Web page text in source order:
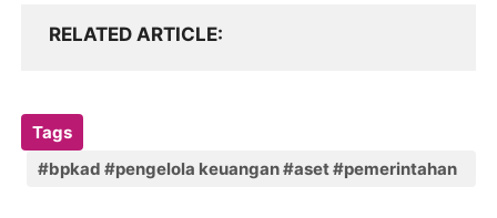
RELATED ARTICLE
Tags
#bpkad #pengelola keuangan #aset #pemerintahan